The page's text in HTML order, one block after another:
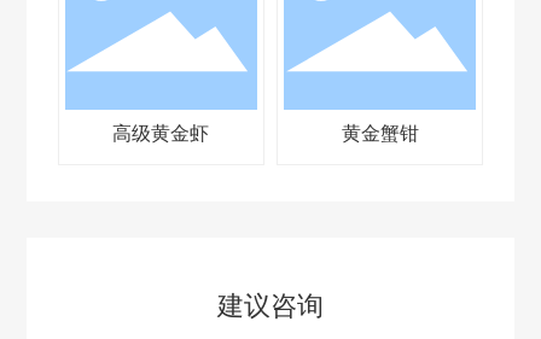
高级黄金虾 黄金蟹钳
建议咨询